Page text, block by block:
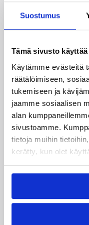
Suostumus
Tämä sivusto
Käytämme evästeitä
räätälöimiseen,
tukemiseen ja
jaamme sosiaalisen
alan
sivustoamme.
tietoja muihin
kerätty, kun olet
Suomesta kuin
Mikko